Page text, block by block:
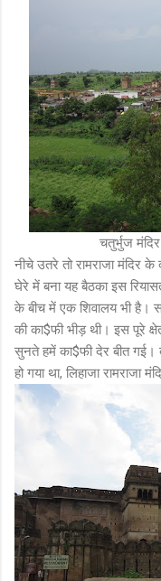
चतुर्भुज
नीचे उतरे तो रामराजा मंदिर
घेरे में बना यह बैठका इस
के बीच में एक शिवालय भी है।
की का$फी भीड़ थी। इस पूरे
सुनते हमें का$फी देर बीत गई।
हो गया था, लिहाजा रामराजा